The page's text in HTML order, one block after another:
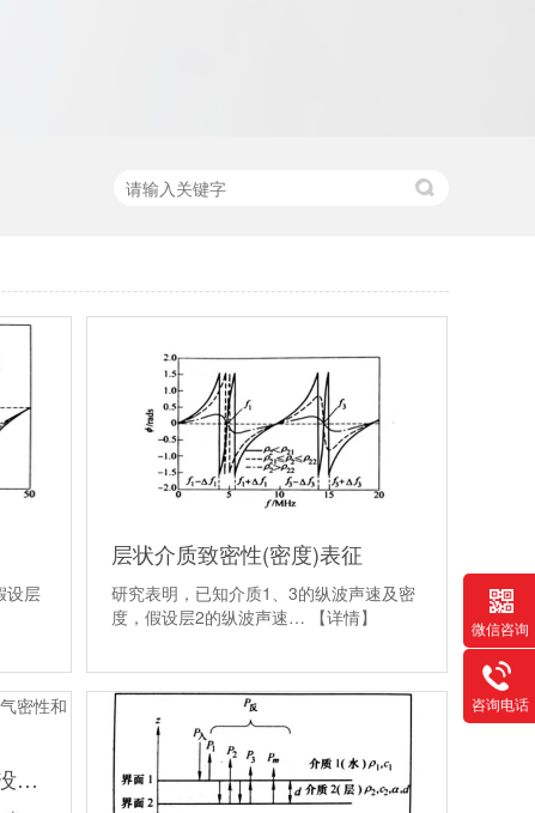
设层
层状介质致密性(密度)表征
研究表明，已知介质1、3的纵波声速及密
度，假设层2的纵波声速…
【详情】
使用灵高超声波焊接时产品没有达到气密性和水密性标准的原因
微信咨询
咨询电话